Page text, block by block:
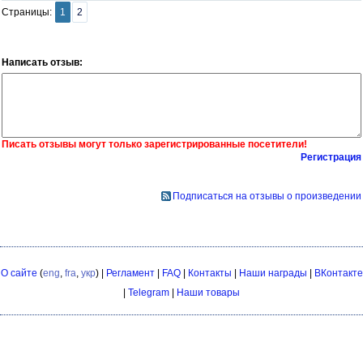
Страницы: 1 2
Написать отзыв:
Писать отзывы могут только зарегистрированные посетители!
Регистрация
Подписаться на отзывы о произведении
О сайте (eng, fra, укр) | Регламент| FAQ| Контакты Наши награды
ВКонтакте
Telegram Наши товары